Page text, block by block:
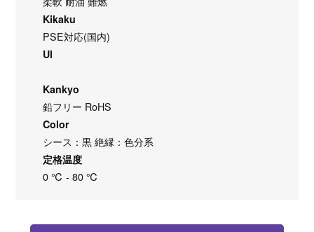
Kikaku
PSE対応(国内)
Ul
Kankyo
鉛フリー RoHS
Color
シース：黒 絶縁：色分系
定格温度
0 ℃ - 80 ℃